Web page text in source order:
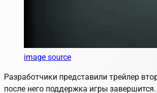
image source
Разработчики представили трейлер
после него поддержка игры завершится.